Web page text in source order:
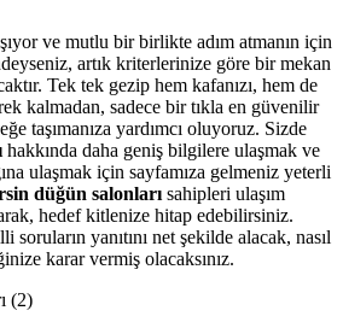
ve mutlu bir birlikte adım atmanın için
artık kriterlerinize göre bir mekan
Tek tek gezip hem kafanızı, hem de
kalmadan, sadece bir tıkla en güvenilir
taşımanıza yardımcı oluyoruz. Sizde
hakkında daha geniş bilgilere ulaşmak ve
ulaşmak için sayfamıza gelmeniz yeterli
düğün salonları sahipleri ulaşım
hedef kitlenize hitap edebilirsiniz.
soruların yanıtını net şekilde alacak, nasıl
karar vermiş olacaksınız.